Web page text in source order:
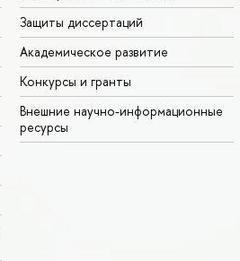
Защиты диссертаций
Академическое развитие
Конкурсы и гранты
Внешние научно-информационные
ресурсы